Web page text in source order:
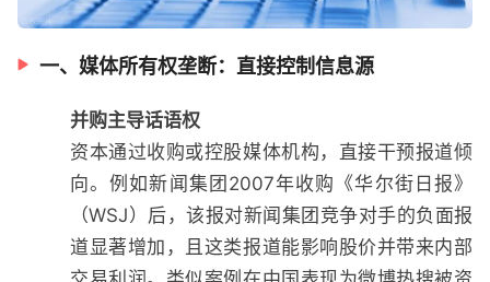
一、媒体所有权垄断：直接控制信息源
并购主导话语权
资本通过收购或控股媒体机构，直接干预报道倾
向。例如新闻集团2007年收购《华尔街日报》
（WSJ）后，该报对新闻集团竞争对手的负面报
道显著增加，且这类报道能影响股价并带来内部